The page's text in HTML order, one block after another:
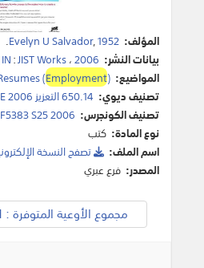
المؤلف: Evelyn U Salvador,1952
.
بيانات النشر:
:JIST Works،2006
المواضيع:
(Employment)
تصنيف ديوي: 650.14 التعزيز S.E 2006.
تصنيف الكونجرس: S25 2006
نوع المادة: كتب
اسم الملف:
تصفح النسخة
المصدر: فرع عبري
مجموع الأوعية المتوفرة : 1